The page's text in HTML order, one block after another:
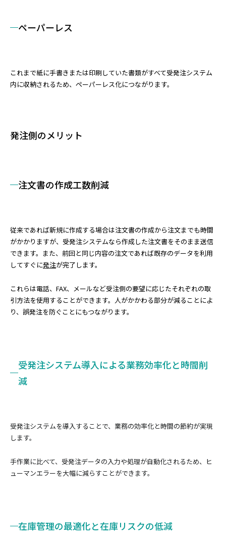
ペーパーレス
これまで紙に手書きまたは印刷していた書類がすべて受発注システム
内に収納されるため、ペーパーレス化につながります。
発注側のメリット
注文書の作成工数削減
従来であれば新規に作成する場合は注文書の作成から注文までも時間
がかかりますが、受発注システムなら作成した注文書をそのまま送信
できます。また、前回と同じ内容の注文であれば既存のデータを利用
してすぐに発注が完了します。
これらは電話、FAX、メールなど受注側の要望に応じたそれぞれの取
引方法を使用することができます。人がかかわる部分が減ることによ
り、誤発注を防ぐことにもつながります。
受発注システム導入による業務効率化と時間削
減
受発注システムを導入することで、業務の効率化と時間の節約が実現
します。
手作業に比べて、受発注データの入力や処理が自動化されるため、ヒ
ューマンエラーを大幅に減らすことができます。
在庫管理の最適化と在庫リスクの低減